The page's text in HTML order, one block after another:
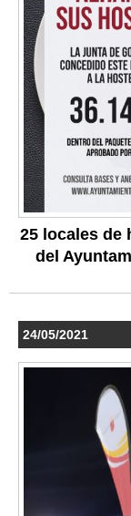
25 locales de
del
24/05/2021